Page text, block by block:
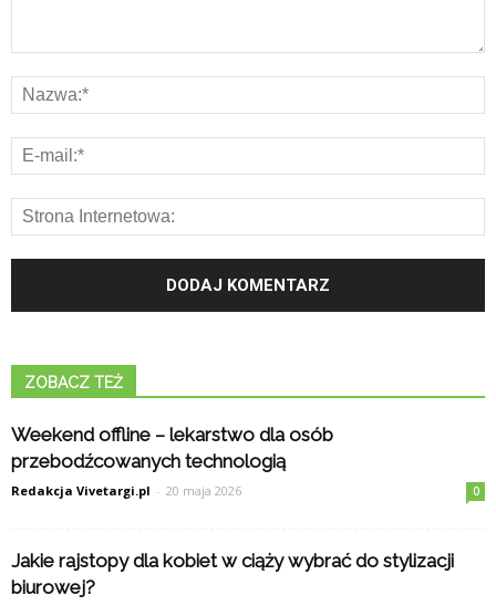
ZOBACZ TEŻ
Weekend offline – lekarstwo dla osób
przebodźcowanych technologią
Redakcja Vivetargi.pl - 20 maja 2026 0
Jakie rajstopy dla kobiet w ciąży wybrać do stylizacji
biurowej?